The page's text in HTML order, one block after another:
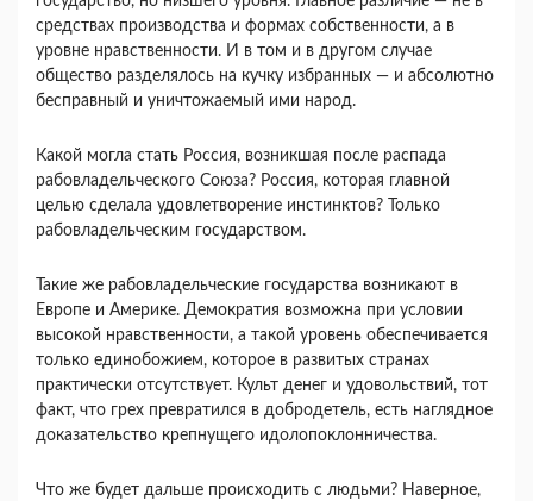
средствах производства и фор­мах собственности, а в
уровне нравственности. И в том и в другом случае
общество разделялось на куч­ку избранных — и абсолютно
бесправный и уничто­жаемый ими народ.
Какой могла стать Россия, возникшая после рас­пада
рабовладельческого Союза? Россия, которая главной
целью сделала удовлетворение инстинктов? Только
рабовладельческим государством.
Такие же рабовладельческие государства возни­кают в
Европе и Америке. Демократия возможна при условии
высокой нравственности, а такой уро­вень обеспечивается
только единобожием, которое в развитых странах
практически отсутствует. Культ денег и удовольствий, тот
факт, что грех превратил­ся в добродетель, есть наглядное
доказательство крепнущего идолопоклонничества.
Что же будет дальше происходить с людьми? На­верное,